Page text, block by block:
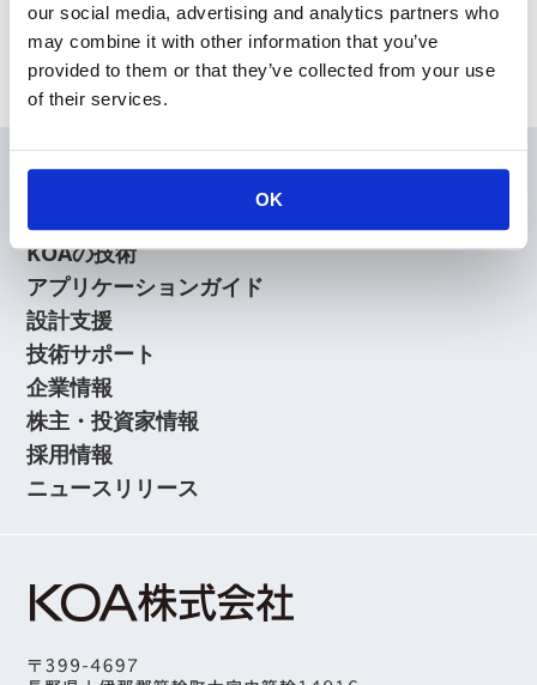
our social media, advertising and analytics partners who
may combine it with other information that you’ve
provided to them or that they’ve collected from your use
of their services.
OK
Archive
製品情報
KOAの技術
アプリケーションガイド
設計支援
技術サポート
企業情報
株主・投資家情報
採用情報
ニュースリリース